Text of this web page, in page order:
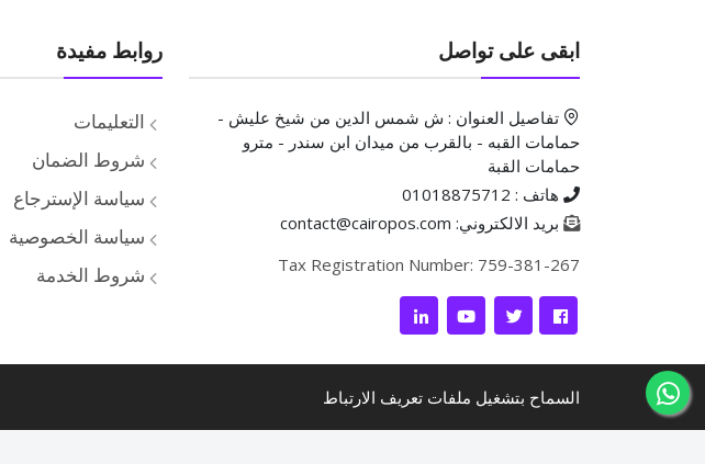
ابقى على تواصل
تفاصيل العنوان : ش شمس الدين من شيخ عليش -
حمامات القبه - بالقرب من ميدان ابن سندر - مترو
حمامات القبة
هاتف : 01018875712
بريد الالكتروني: contact@cairopos.com
Tax Registration Number: 759-381-267
روابط مفيدة
التعليمات
شروط الضمان
سياسة الإسترجاع
سياسة الخصوصية
شروط الخدمة
السماح بتشغيل ملفات تعريف الارتباط